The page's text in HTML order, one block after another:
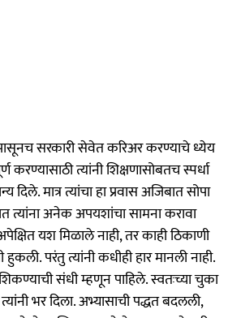
सरकारी सेवेत करिअर करण्याचे ध्येय
करण्यासाठी त्यांनी शिक्षणासोबतच स्पर्धा
दिले. मात्र त्यांचा हा प्रवास अजिबात सोपा
त्यांना अनेक अपयशांचा सामना करावा
यश मिळाले नाही, तर काही ठिकाणी
परंतु त्यांनी कधीही हार मानली नाही.
संधी म्हणून पाहिले. स्वतःच्या चुका
भर दिला. अभ्यासाची पद्धत बदलली,